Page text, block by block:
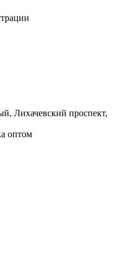
Лихачевский проспект,
оптом